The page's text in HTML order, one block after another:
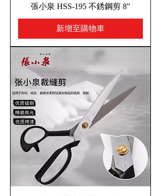
張小泉 HSS-195 不銹鋼剪 8"
新增至購物車